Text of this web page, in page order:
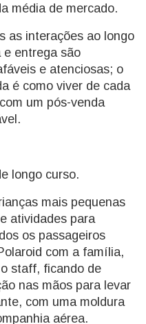
média de mercado.
as interações ao longo
e entrega são
e atenciosas; o
é como viver de cada
um pós-venda
longo curso.
mais pequenas
atividades para
os passageiros
com a família,
staff, ficando de
nas mãos para levar
com uma moldura
aérea.